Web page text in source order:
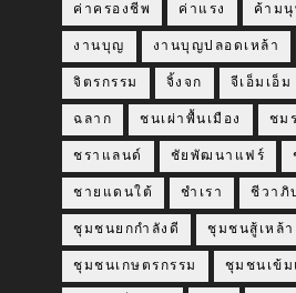
ค่าครองชีพ ค่าแรง ค้ามนุ
งานบุญ งานบุญปลอดเหล้า
จิตรกรรม จิ้งจก จีเอ็มเอ็ม
ฉลาก ชนเผ่าพื้นเมือง ชม
ชราแลนด์ ชัยพัฒนาแฟร์
ชายแดนใต้ ชำเรา ชีวาภิ
ชุมชนยกกำลังดี ชุมชนสู้เหล้า
ชุมชนเกษตรกรรม ชุมชนเข้ม